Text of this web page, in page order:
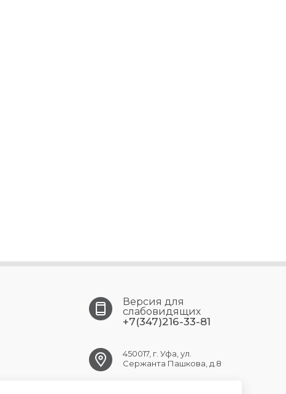
Версия для
слабовидящих
+7(347)216-33-81
450017, г. Уфа, ул.
Сержанта Пашкова, д.8